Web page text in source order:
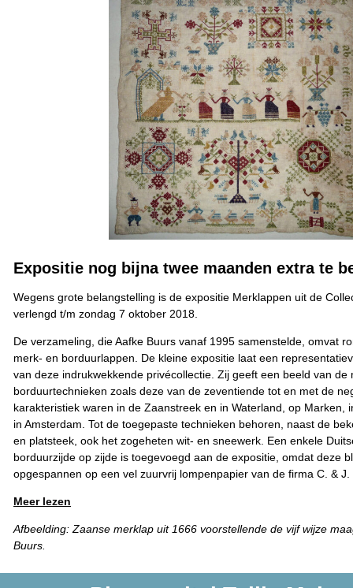
Expositie nog bijna twee maanden extra te
Wegens grote belangstelling is de expositie Merklappen uit de
verlengd t/m zondag 7 oktober 2018.
De verzameling, die Aafke Buurs vanaf 1995 samenstelde, omvat
merk- en borduurlappen. De kleine expositie laat een
van deze indrukwekkende privécollectie. Zij geeft een beeld van de
borduurtechnieken zoals deze van de zeventiende tot en met de
karakteristiek waren in de Zaanstreek en in Waterland, op Marken,
in Amsterdam. Tot de toegepaste technieken behoren, naast de
en platsteek, ook het zogeheten wit- en sneewerk. Een enkele
borduurzijde op zijde is toegevoegd aan de expositie, omdat deze
opgespannen op een vel zuurvrij lompenpapier van de firma C. & J.
Meer lezen
Afbeelding: Zaanse merklap uit 1666 voorstellende de vijf wijze
Buurs.